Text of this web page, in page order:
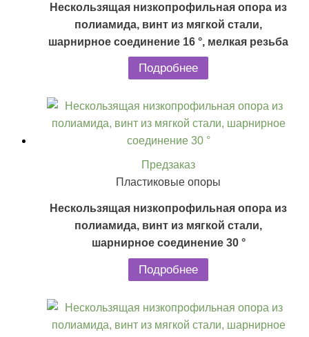
Нескользящая низкопрофильная опора из
полиамида, винт из мягкой стали,
шарнирное соединение 16 °, мелкая резьба
Подробнее
Предзаказ
Пластиковые опоры
Нескользящая низкопрофильная опора из
полиамида, винт из мягкой стали,
шарнирное соединение 30 °
Подробнее